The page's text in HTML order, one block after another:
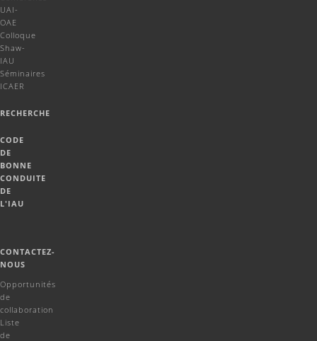
UAI-
OAE
Colloque
Shaw-
IAU
Séminaires
ICAER
RECHERCHE
CODE
DE
BONNE
CONDUITE
DE
L'IAU
CONTACTEZ-
NOUS
Opportunités
de
collaboration
Liste
de